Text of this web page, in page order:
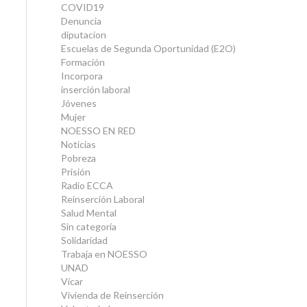
COVID19
Denuncia
diputacion
Escuelas de Segunda Oportunidad (E2O)
Formación
Incorpora
inserción laboral
Jóvenes
Mujer
NOESSO EN RED
Noticias
Pobreza
Prisión
Radio ECCA
Reinserción Laboral
Salud Mental
Sin categoría
Solidaridad
Trabaja en NOESSO
UNAD
Vícar
Vivienda de Reinserción